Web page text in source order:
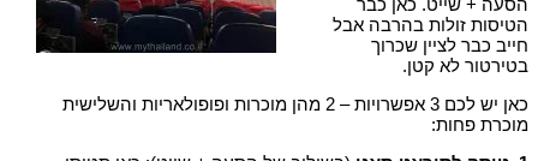
הטיסות זולות בהרבה אבל
חייב כבר לציין שכרוך
בטירטור לא קטן.
כאן יש לכם 3 אפשרויות – 2 מהן מוכרות ופופולאריות והשלישית
מוכרת פחות: